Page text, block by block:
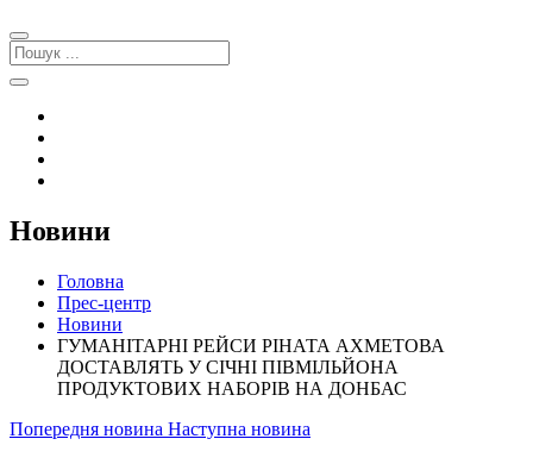
Новини
Головна
Прес-центр
Новини
ГУМАНІТАРНІ РЕЙСИ РІНАТА АХМЕТОВА
ДОСТАВЛЯТЬ У СІЧНІ ПІВМІЛЬЙОНА
ПРОДУКТОВИХ НАБОРІВ НА ДОНБАС
Попередня новина Наступна новина